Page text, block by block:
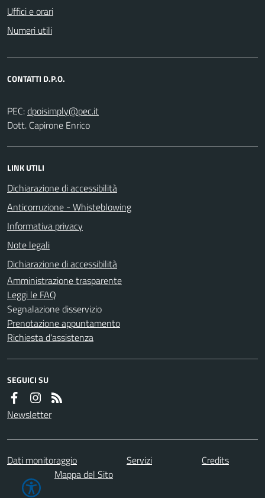
Uffici e orari
Numeri utili
CONTATTI D.P.O.
PEC:
Dott. Capirone Enrico
LINK UTILI
Dichiarazione di accessibilità
Anticorruzione - Whisteblowing
Informativa privacy
Note legali
Dichiarazione di accessibilità
Amministrazione trasparente
Leggi le FAQ
Segnalazione disservizio
Prenotazione appuntamento
Richiesta d'assistenza
SEGUICI SU
Newsletter
Dati monitoraggio Servizi
Credits
Mappa del Sito